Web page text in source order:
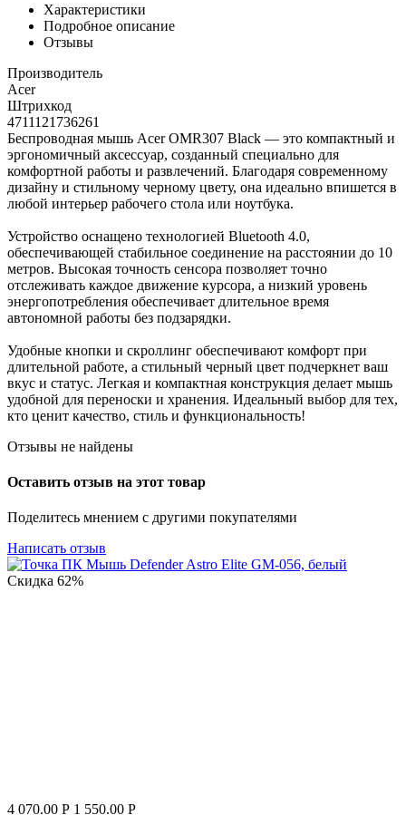
Характеристики
Подробное описание
Отзывы
Производитель
Acer
Штрихкод
4711121736261
Беспроводная мышь Acer OMR307 Black — это компактный и
эргономичный аксессуар, созданный специально для
комфортной работы и развлечений. Благодаря современному
дизайну и стильному черному цвету, она идеально впишется в
любой интерьер рабочего стола или ноутбука.
Устройство оснащено технологией Bluetooth 4.0,
обеспечивающей стабильное соединение на расстоянии до 10
метров. Высокая точность сенсора позволяет точно
отслеживать каждое движение курсора, а низкий уровень
энергопотребления обеспечивает длительное время
автономной работы без подзарядки.
Удобные кнопки и скроллинг обеспечивают комфорт при
длительной работе, а стильный черный цвет подчеркнет ваш
вкус и статус. Легкая и компактная конструкция делает мышь
удобной для переноски и хранения. Идеальный выбор для тех,
кто ценит качество, стиль и функциональность!
Отзывы не найдены
Оставить отзыв на этот товар
Поделитесь мнением с другими покупателями
Написать отзыв
Скидка 62%
4 070.00 Р 1 550.00 Р